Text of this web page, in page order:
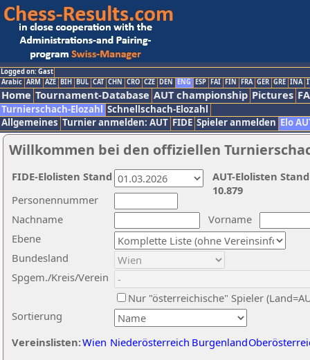
Logged on: Gast
Arabic ARM AZE BIH BUL CAT CHN CRO CZE DEN ENG ESP FAI FIN FRA GER GRE INA
Home Tournament-Database AUT championship Pictures
Turnierschach-Elozahl Schnellschach-Elozahl
Allgemeines Turnier anmelden: AUT FIDE Spieler anmelden Elo
Willkommen bei den offiziellen
Nachname
Vorname
Ebene
Sortierung
Personennummer
Bundesland
Spgem./Kreis/Verein
Nur "österreichische" Spieler
Vereinslisten:Wien Niederösterreich Burgenland
AUT-Elolisten
10.879
FIDE-Elolisten Stand